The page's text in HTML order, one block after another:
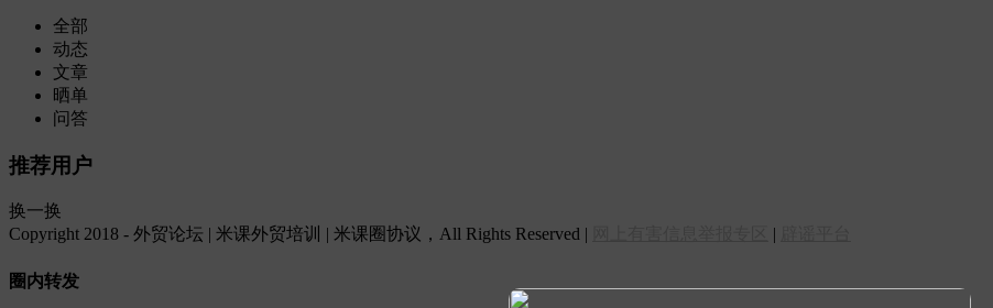
全部
动态
文章
晒单
问答
推荐用户
换一换
Copyright 2018 - 外贸论坛 | 米课外贸培训 | 米课圈协议，All Rights Reserved |
|
圈内转发